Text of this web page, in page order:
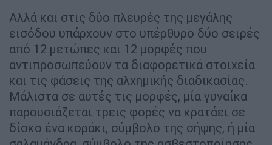
Αλλά και στις δύο πλευρές της μεγάλης
εισόδου υπάρχουν στο υπέρθυρο δύο σειρές
από 12 μετώπες και 12 μορφές που
αντιπροσωπεύουν τα διαφορετικά στοιχεία
και τις φάσεις της αλχημικής διαδικασίας.
Μάλιστα σε αυτές τις μορφές, μία γυναίκα
παρουσιάζεται τρεις φορές να κρατάει σε
δίσκο ένα κοράκι, σύμβολο της σήψης, ή μία